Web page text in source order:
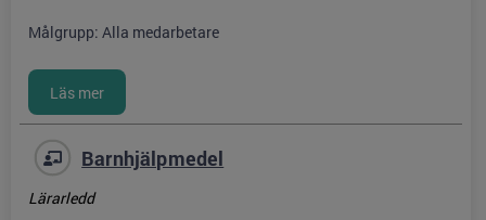
Målgrupp: Alla medarbetare
Barnhjälpmedel
Lärarledd